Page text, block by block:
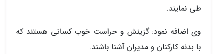
طی نمایند.
وی اضافه نمود: گزینش و حراست خوب کسانی هستند که
با بدنه کارکنان و مدیران آشنا باشند.